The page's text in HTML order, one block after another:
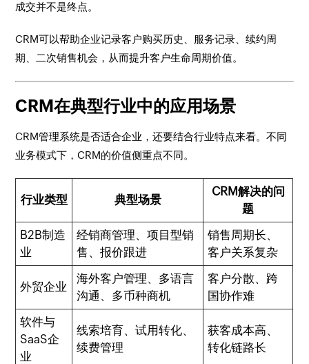
成交并不是终点。
CRM可以帮助企业记录客户购买历史、服务记录、续约周
期、二次销售机会，从而提升客户生命周期价值。
CRM在典型行业中的应用场景
CRM管理系统是否适合企业，还要结合行业特点来看。不同
业务模式下，CRM的价值侧重点不同。
行业类型 典型场景
CRM解决的问
题
B2B制造
业
经销商管理、项目型销
售、报价跟进
销售周期长、
客户关系复杂
外贸企业
海外客户管理、多语言
沟通、多币种商机
客户分散、跨
国协作难
软件与
SaaS企
业
线索培育、试用转化、
续费管理
获客成本高、
转化链路长